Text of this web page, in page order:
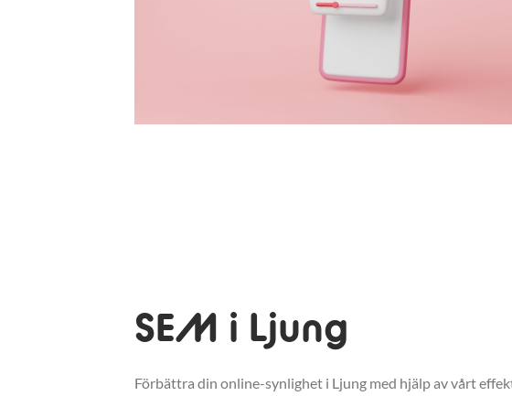
SEM i Ljung
Förbättra din online-synlighet i Ljung med hjälp av vårt